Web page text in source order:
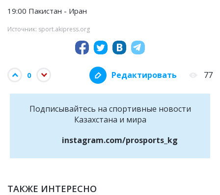
19:00 Пакистан - Иран
Источник: sport.akipress.org
0 Редактировать 77
Подписывайтесь на cпортивные новости
Казахстана и мира
instagram.com/prosports_kg
ТАКЖЕ ИНТЕРЕСНО